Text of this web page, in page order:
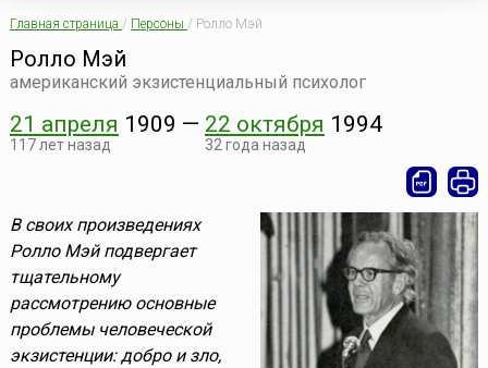
Главная страница / Персоны / Ролло Мэй
Ролло Мэй
американский экзистенциальный психолог
21 апреля 1909
117 лет назад
— 22 октября 1994
32 года назад
В своих произведениях
Ролло Мэй подвергает
тщательному
рассмотрению основные
проблемы человеческой
экзистенции: добро и зло,